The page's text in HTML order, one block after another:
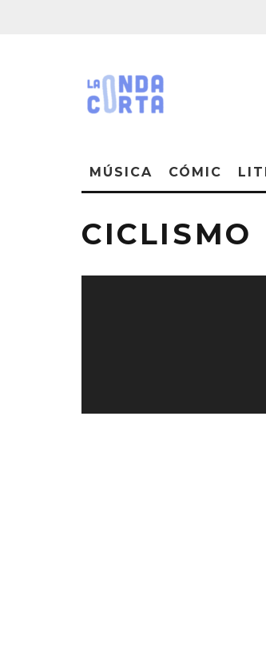
MÚSICA CÓMIC
CICLISMO